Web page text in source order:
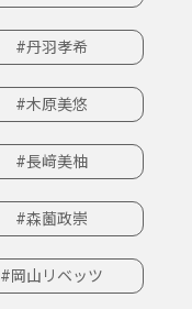
#丹羽孝希
#木原美悠
#長﨑美柚
#森薗政崇
#岡山リベッツ